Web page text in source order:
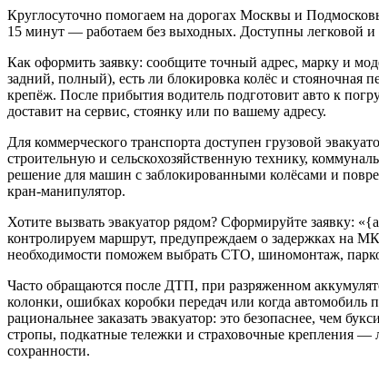
Круглосуточно помогаем на дорогах Москвы и
15 минут — работаем без выходных. Доступны легковой и
Как оформить заявку: сообщите точный адрес, марку и
задний, полный), есть ли блокировка колёс и стояночная
крепёж. После прибытия водитель подготовит авто к
доставит на сервис, стоянку или по вашему адресу.
Для коммерческого транспорта доступен грузовой
строительную и сельскохозяйственную технику,
решение для машин с заблокированными колёсами и
кран-манипулятор.
Хотите вызвать эвакуатор рядом? Сформируйте заявку:
контролируем маршрут, предупреждаем о задержках на
необходимости поможем выбрать СТО, шиномонтаж,
Часто обращаются после ДТП, при разряженном
колонки, ошибках коробки передач или когда автомобиль
рациональнее заказать эвакуатор: это безопаснее, чем
стропы, подкатные тележки и страховочные крепления —
сохранности.